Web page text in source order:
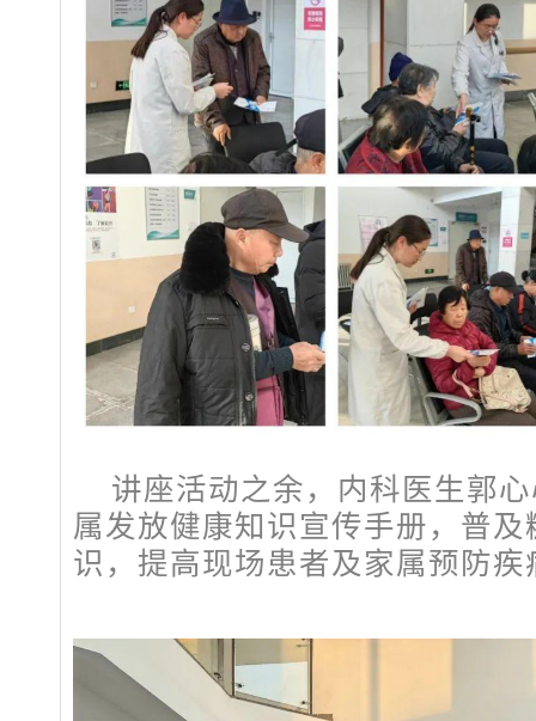
讲座活动之余，内科医生郭
属发放健康知识宣传手册，普
识，提高现场患者及家属预防